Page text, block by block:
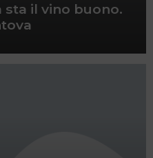
il vino buono.